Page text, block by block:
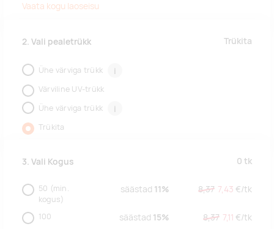
Vaata kogu laoseisu
2. Vali pealetrükk Trükita
Ühe värviga trükk i
Värviline UV-trükk
Ühe värviga trükk
i
Trükita
3. Vali Kogus 0 tk
50 (min.
kogus)
säästad 11% 8,37 7,43 €/tk
100 säästad 15% 8,37 7,11 €/tk